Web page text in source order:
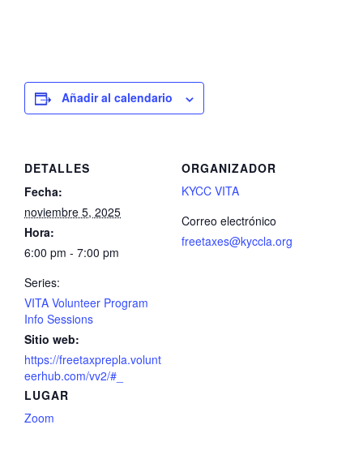
Añadir al calendario
DETALLES
Fecha:
noviembre 5, 2025
Hora:
6:00 pm - 7:00 pm
Series:
VITA Volunteer Program
Info Sessions
Sitio web:
https://freetaxprepla.volunt
eerhub.com/vv2/#_
LUGAR
Zoom
ORGANIZADOR
KYCC VITA
Correo electrónico
freetaxes@kyccla.org